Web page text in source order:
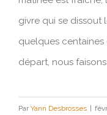
givre qui se dissout
quelques
départ, nous
Par Yann Desbrosses |